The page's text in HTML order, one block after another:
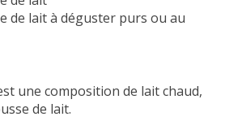
de lait à déguster purs ou au
une composition de lait chaud,
de lait.